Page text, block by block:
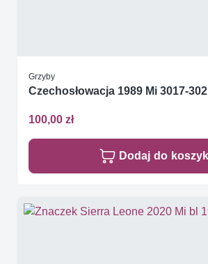
Grzyby
Czechosłowacja 1989 Mi 3017-
100,00 zł
Dodaj do